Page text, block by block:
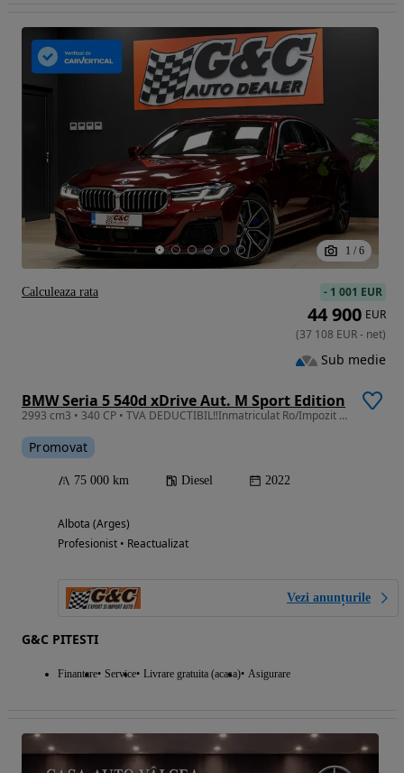
1 / 6
BMW Seria 5 540d xDrive Aut. M Sport Edition
2993 cm3 • 340 CP • TVA DEDUCTIBIL‼️Inmatriculat Ro/Impozit ZERO /X-DRIVE/Full Istoric BMW
Promovat
75 000 km Diesel 2022
Albota (Arges)
Profesionist • Reactualizat
Vezi anunțurile
G&C PITESTI
Finantare Service Livrare gratuita (acasa) Asigurare
- 1 001 EUR
44 900 EUR
(37 108 EUR- net)
Sub medie
Calculeaza rata